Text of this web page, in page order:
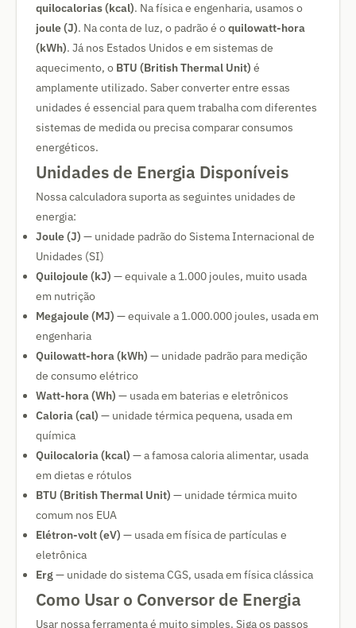
quilocalorias (kcal). Na física e engenharia, usamos o
joule (J). Na conta de luz, o padrão é oquilowatt-hora
(kWh). Já nos Estados Unidos e em sistemas de
aquecimento, o BTU (British Thermal Unit) é
amplamente utilizado. Saber converter entre essas
unidades é essencial para quem trabalha com diferentes
sistemas de medida ou precisa comparar consumos
energéticos.
Unidades de Energia Disponíveis
Nossa calculadora suporta as seguintes unidades de
energia:
Joule (J) — unidade padrão do Sistema Internacional de
Unidades (SI)
Quilojoule (kJ) — equivale a 1.000 joules, muito usada
em nutrição
Megajoule (MJ) — equivale a 1.000.000 joules, usada em
engenharia
Quilowatt-hora (kWh) — unidade padrão para medição
de consumo elétrico
Watt-hora (Wh) — usada em baterias e eletrônicos
Caloria (cal) — unidade térmica pequena, usada em
química
Quilocaloria (kcal) — a famosa caloria alimentar, usada
em dietas e rótulos
BTU (British Thermal Unit) — unidade térmica muito
comum nos EUA
Elétron-volt (eV) — usada em física de partículas e
eletrônica
Erg— unidade do sistema CGS, usada em física clássica
Como Usar o Conversor de Energia
Usar nossa ferramenta é muito simples. Siga os passos